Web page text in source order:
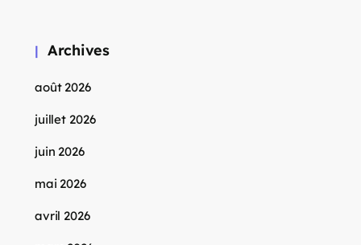
Archives
août 2026
juillet 2026
juin 2026
mai 2026
avril 2026